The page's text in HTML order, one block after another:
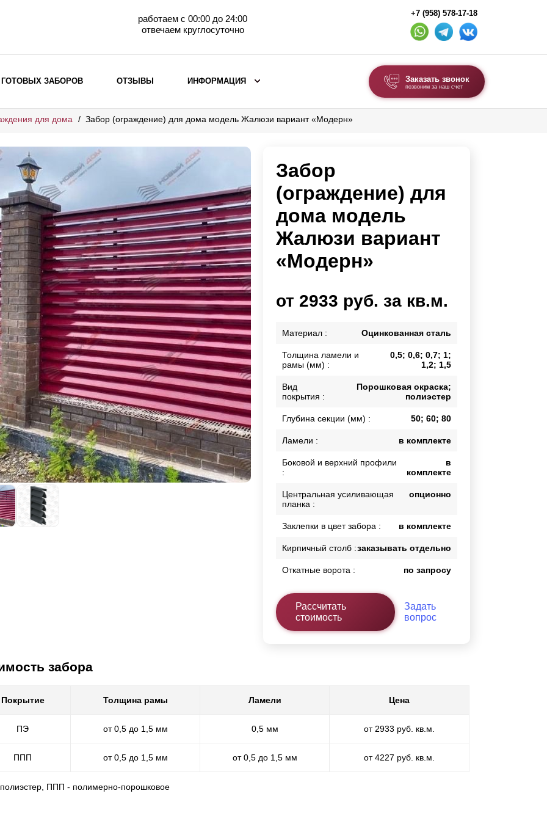
работаем с 00:00 до 24:00
отвечаем круглосуточно
+7 (958) 578-17-18
ВЫБОР ПО МАТЕРИАЛУ
Заборы с кирпичными столбами
Заборы из евроштакетника
горизонтального
Металлические заборы для дачи
Забор жалюзи с кирпичными столбами
Металлические заборы
Металлические ограждения
ВЫБОР ПО ХАРАКТЕРИСТИКАМ
Горизонтальные заборы
Высокие заборы
Красивые, дизайнерские заборы
ВЫБОР ПО СПОСОБУ МОНТАЖА
Заборы под ключ
Готовые заборы
Комплекты заборов-лего "сделай сам"
Быстровозводимые заборы
ВЫБОР ПО ТИПУ
Комбинированные заборы
Секционные заборы
ВОРОТА И КАЛИТКИ
Ворота откатные
Ворота распашные
Ворота складные гармошка
Калитки
ВСЕ ДЛЯ ЗАБОРА
ГОТОВЫХ ЗАБОРОВ ОТЗЫВЫ ИНФОРМАЦИЯ Заказать звонок
позвоним за наш счет
для дома Забор (ограждение) для дома модель Жалюзи вариант «Модерн»
Забор
(ограждение) для
дома модель
Жалюзи вариант
«Модерн»
от 2933 руб. за кв.м.
Материал : Оцинкованная сталь
Толщина ламели и
рамы (мм) :
0,5; 0,6; 0,7; 1;
1,2; 1,5
Вид
покрытия :
Порошковая окраска;
полиэстер
Глубина секции (мм) : 50; 60; 80
Ламели : в комплекте
Боковой и верхний профили
:
в
комплекте
Центральная усиливающая
планка :
опционно
Заклепки в цвет забора : в комплекте
Кирпичный столб :заказывать отдельно
Откатные ворота : по запросу
Рассчитать
стоимость
Задать
вопрос
забора
Покрытие Толщина рамы Ламели Цена
ПЭ от 0,5 до 1,5 мм 0,5 мм от 2933 руб. кв.м.
ППП от 0,5 до 1,5 мм от 0,5 до 1,5 мм от 4227 руб. кв.м.
ППП - полимерно-порошковое